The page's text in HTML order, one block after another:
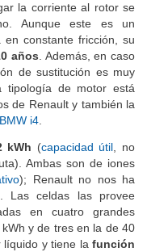
la corriente al rotor se
Aunque este es un
constante fricción, su
años . Además, en caso
de sustitución es muy
tipología de motor está
de Renault y también la
BMW i4
kWh (capacidad útil , no
Ambas son de iones
); Renault no nos ha
Las celdas las provee
en cuatro grandes
y de tres en la de 40
líquido y tiene la función